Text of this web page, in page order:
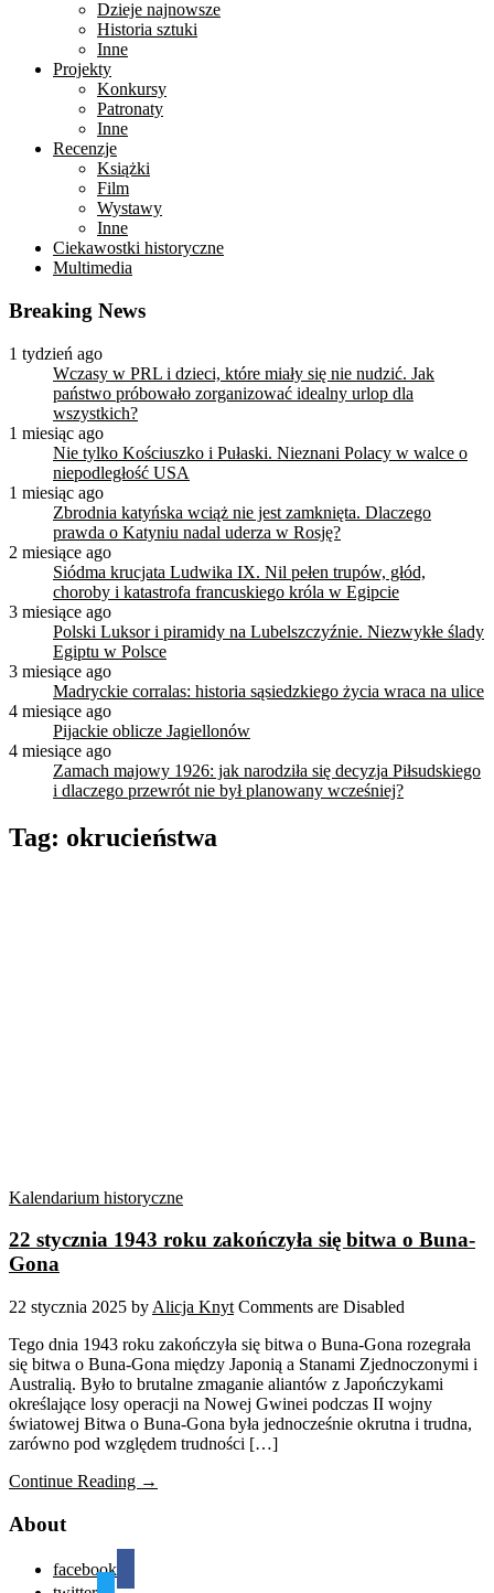
Dzieje najnowsze
Historia sztuki
Inne
Projekty
Konkursy
Patronaty
Inne
Recenzje
Książki
Film
Wystawy
Inne
Ciekawostki historyczne
Multimedia
Breaking News
1 tydzień ago
Wczasy w PRL i dzieci, które miały się nie nudzić. Jak
państwo próbowało zorganizować idealny urlop dla
wszystkich?
1 miesiąc ago
Nie tylko Kościuszko i Pułaski. Nieznani Polacy w walce o
niepodległość USA
1 miesiąc ago
Zbrodnia katyńska wciąż nie jest zamknięta. Dlaczego
prawda o Katyniu nadal uderza w Rosję?
2 miesiące ago
Siódma krucjata Ludwika IX. Nil pełen trupów, głód,
choroby i katastrofa francuskiego króla w Egipcie
3 miesiące ago
Polski Luksor i piramidy na Lubelszczyźnie. Niezwykłe ślady
Egiptu w Polsce
3 miesiące ago
Madryckie corralas: historia sąsiedzkiego życia wraca na ulice
4 miesiące ago
Pijackie oblicze Jagiellonów
4 miesiące ago
Zamach majowy 1926: jak narodziła się decyzja Piłsudskiego
i dlaczego przewrót nie był planowany wcześniej?
Tag: okrucieństwa
Kalendarium historyczne
22 stycznia 1943 roku zakończyła się bitwa o Buna-
Gona
22 stycznia 2025 by Alicja Knyt Comments are Disabled
Tego dnia 1943 roku zakończyła się bitwa o Buna-Gona rozegrała
się bitwa o Buna-Gona między Japonią a Stanami Zjednoczonymi i
Australią. Było to brutalne zmaganie aliantów z Japończykami
określające losy operacji na Nowej Gwinei podczas II wojny
światowej Bitwa o Buna-Gona była jednocześnie okrutna i trudna,
zarówno pod względem trudności […]
Continue Reading →
About
facebook